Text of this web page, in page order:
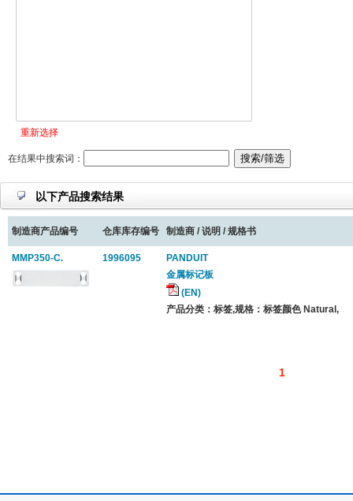
重新选择
在结果中搜索词：
以下产品搜索结果
制造商产品编号 仓库库存编号 制造商 / 说明 / 规格书
MMP350-C. 1996095
PANDUIT
金属标记板
(EN)
产品分类：标签,规格：标签颜色 Natural,
1